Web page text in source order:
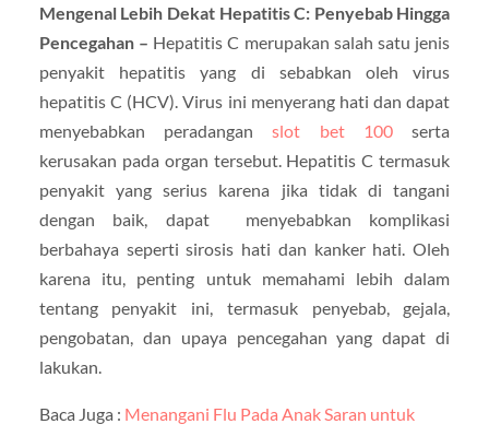
Mengenal Lebih Dekat Hepatitis C: Penyebab Hingga
Pencegahan – Hepatitis C merupakan salah satu jenis
penyakit hepatitis yang di sebabkan oleh virus
hepatitis C (HCV). Virus ini menyerang hati dan dapat
menyebabkan peradanganslot bet 100serta
kerusakan pada organ tersebut. Hepatitis C termasuk
penyakit yang serius karena jika tidak di tangani
dengan baik, dapat menyebabkan komplikasi
berbahaya seperti sirosis hati dan kanker hati. Oleh
karena itu, penting untuk memahami lebih dalam
tentang penyakit ini, termasuk penyebab, gejala,
pengobatan, dan upaya pencegahan yang dapat di
lakukan.
Baca Juga : Menangani Flu Pada Anak Saran untuk